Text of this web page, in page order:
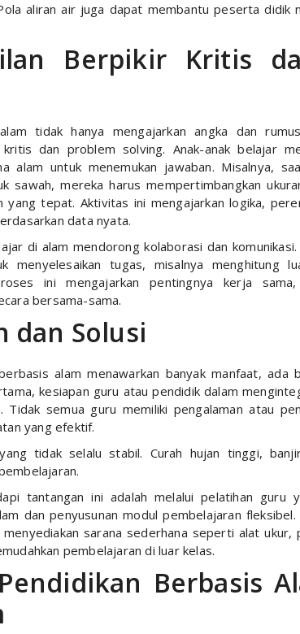
aliran air juga dapat membantu peserta didik
Berpikir Kritis
tidak hanya mengajarkan angka dan
dan problem solving. Anak-anak belajar
alam untuk menemukan jawaban. Misalnya,
sawah, mereka harus mempertimbangkan
tepat. Aktivitas ini mengajarkan logika,
data nyata.
di alam mendorong kolaborasi dan
menyelesaikan tugas, misalnya menghitung
ini mengajarkan pentingnya kerja
bersama-sama.
dan Solusi
alam menawarkan banyak manfaat, ada
kesiapan guru atau pendidik dalam
Tidak semua guru memiliki pengalaman atau
yang efektif.
tidak selalu stabil. Curah hujan tinggi,
tantangan ini adalah melalui pelatihan guru
dan penyusunan modul pembelajaran
sarana sederhana seperti alat
pembelajaran di luar kelas.
Berbasis